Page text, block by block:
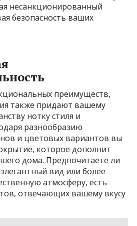
несанкционированный
безопасность ваших
преимуществ,
также придают вашему
нотку стиля и
разнообразию
и цветовых вариантов вы
которое дополнит
дома. Предпочитаете ли
вид или более
атмосферу, есть
отвечающих вашему вкусу